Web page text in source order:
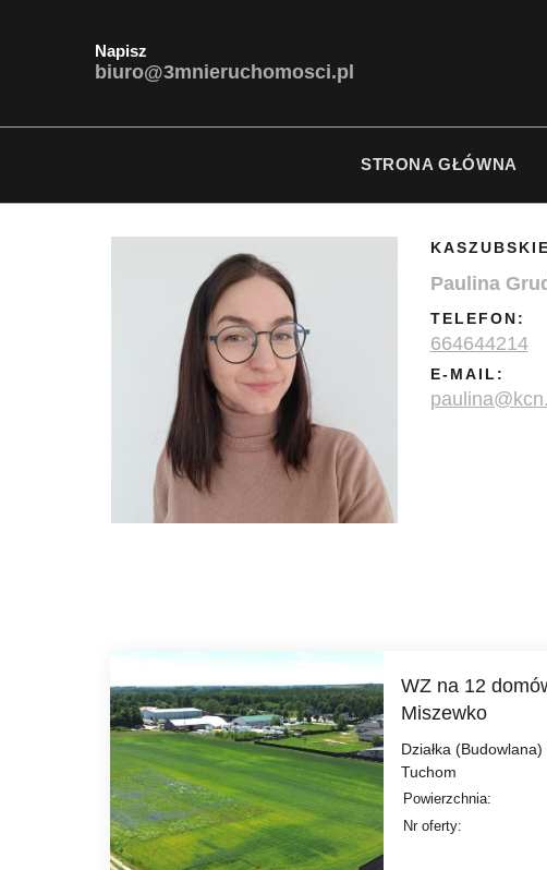
Napisz
biuro@3mnieruchomosci.pl
STRONA GŁÓWNA
Paulina
TELEFON:
664644214
E-MAIL:
WZ na 12
Miszewko
Działka
Tuchom
Powierzchnia:
Nr oferty: